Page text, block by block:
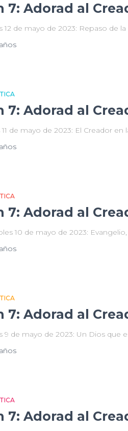
7: Adorad al
12 de mayo de 2023: Repaso de
7: Adorad al
11 de mayo de 2023: El Creador en
7: Adorad al
10 de mayo de 2023:
7: Adorad al
9 de mayo de 2023: Un Dios que
7: Adorad al